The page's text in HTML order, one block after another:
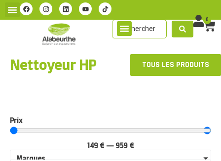
0
Nettoyeur HP TOUS LES PRODUITS
Prix
149 € — 959 €
Marques